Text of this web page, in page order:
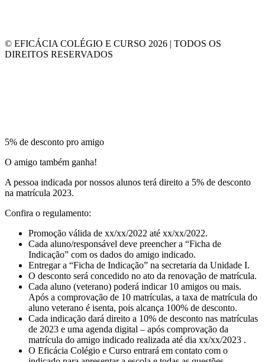
© EFICÁCIA COLÉGIO E CURSO 2026 | TODOS OS
DIREITOS RESERVADOS
5% de desconto pro amigo
O amigo também ganha!
A pessoa indicada por nossos alunos terá direito a 5% de desconto
na matrícula 2023.
Confira o regulamento:
Promoção válida de xx/xx/2022 até xx/xx/2022.
Cada aluno/responsável deve preencher a “Ficha de
Indicação” com os dados do amigo indicado.
Entregar a “Ficha de Indicação” na secretaria da Unidade I.
O desconto será concedido no ato da renovação de matrícula.
Cada aluno (veterano) poderá indicar 10 amigos ou mais.
Após a comprovação de 10 matrículas, a taxa de matrícula do
aluno veterano é isenta, pois alcança 100% de desconto.
Cada indicação dará direito a 10% de desconto nas matrículas
de 2023 e uma agenda digital – após comprovação da
matrícula do amigo indicado realizada até dia xx/xx/2023 .
O Eficácia Colégio e Curso entrará em contato com o